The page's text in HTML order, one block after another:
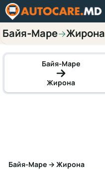
Байя‑Маре→Жирона
Байя‑Маре
Жирона
Байя‑Маре → Жирона